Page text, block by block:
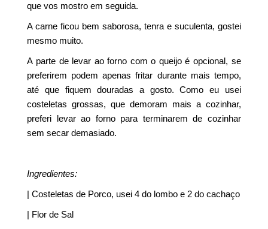
que vos mostro em seguida.
A carne ficou bem saborosa, tenra e suculenta, gostei
mesmo muito.
A parte de levar ao forno com o queijo é opcional, se
preferirem podem apenas fritar durante mais tempo,
até que fiquem douradas a gosto. Como eu usei
costeletas grossas, que demoram mais a cozinhar,
preferi levar ao forno para terminarem de cozinhar
sem secar demasiado.
Ingredientes:
| Costeletas de Porco, usei 4 do lombo e 2 do cachaço
| Flor de Sal